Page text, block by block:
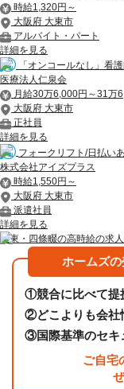
時給1,320円～
大阪府 大東市
アルバイト・パート
詳細を見る
「オンコールなし」看
医療法人仁泉会
月給30万6,000円～31万
大阪府 大東市
正社員
詳細を見る
フォークリフト/日払い
株式会社アイズプラス
時給1,550円～
大阪府 大東市
派遣社員
詳細を見る
大東・四條畷の高時給の求
ホームズ
①競合に比べて
②どこよりも会社
③国際基準のセ
ご自宅